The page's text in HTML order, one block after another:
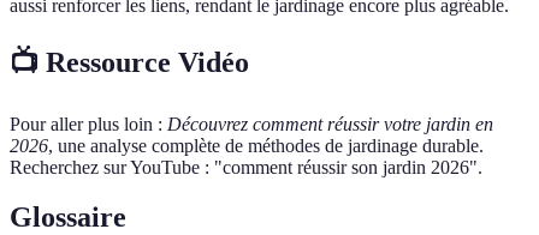
aussi renforcer les liens, rendant le jardinage encore plus agréable.
📺 Ressource Vidéo
Pour aller plus loin : Découvrez comment réussir votre jardin en
2026, une analyse complète de méthodes de jardinage durable.
Recherchez sur YouTube : "comment réussir son jardin 2026".
Glossaire